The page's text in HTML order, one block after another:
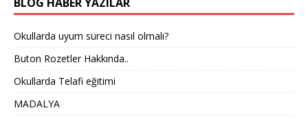
Okullarda uyum süreci nasıl olmalı?
Buton Rozetler Hakkında..
Okullarda Telafi eğitimi
MADALYA